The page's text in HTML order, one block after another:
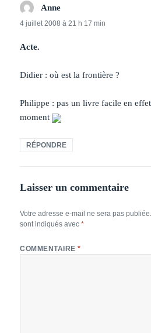
Anne
4 juillet 2008 à 21 h 17 min
Acte.
Didier : où est la frontière ?
Philippe : pas un livre facile en
moment
RÉPONDRE
Laisser un commentaire
Votre adresse e-mail ne sera pas publiée.
sont indiqués avec*
COMMENTAIRE*